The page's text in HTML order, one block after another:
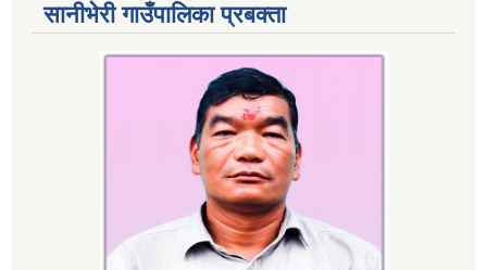
सानीभेरी गाउँपालिका प्रबक्ता